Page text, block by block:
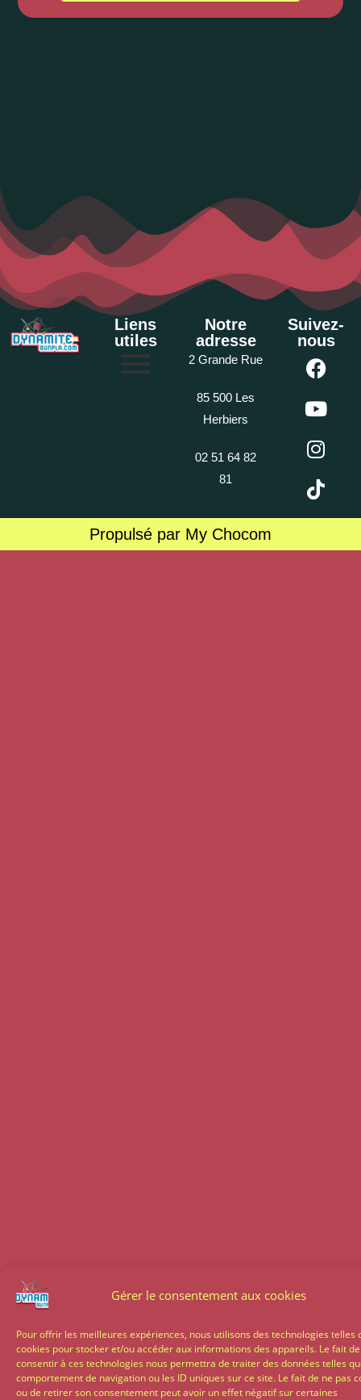
Gérer le consentement aux cookies
Pour offrir les meilleures expériences, nous utilisons des technologies telles
cookies pour stocker et/ou accéder aux informations des appareils. Le fait de
consentir à ces technologies nous permettra de traiter des données telles
comportement de navigation ou les ID uniques sur ce site. Le fait de ne pas
ou de retirer son consentement peut avoir un effet négatif sur certaines
Liens
utiles
Notre
adresse
2 Grande Rue
85 500 Les
Herbiers
02 51 64 82
81
Suivez-
nous
Propulsé par My Chocom